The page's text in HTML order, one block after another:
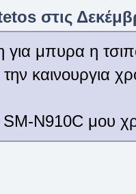
στις
για μπυρα η
καινουργια
N910C μου